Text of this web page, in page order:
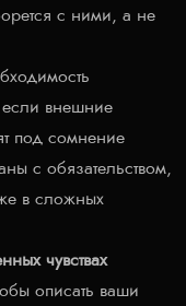
с ними, а не
внешние
под сомнение
с обязательством,
в сложных
чувствах
описать ваши